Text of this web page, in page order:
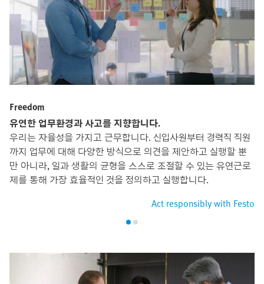
Freedom
유연한 업무환경과 사고를 지향합니다.
우리는 자율성을 가지고 근무합니다. 신입사원부터 경력직 직원
까지 업무에 대해 다양한 방식으로 의견을 제안하고 실행할 뿐
만 아니라, 일과 생활의 균형을 스스로 조절할 수 있는 유연근로
제를 통해 가장 효율적인 것을 정의하고 실행합니다.
Act responsibly with Festo